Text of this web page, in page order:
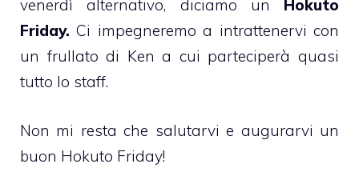
venerdì alternativo, diciamo un Hokuto
Friday.Ci impegneremo a intrattenervi con
un frullato di Ken a cui parteciperà quasi
tutto lo staff.
Non mi resta che salutarvi e augurarvi un
buon Hokuto Friday!